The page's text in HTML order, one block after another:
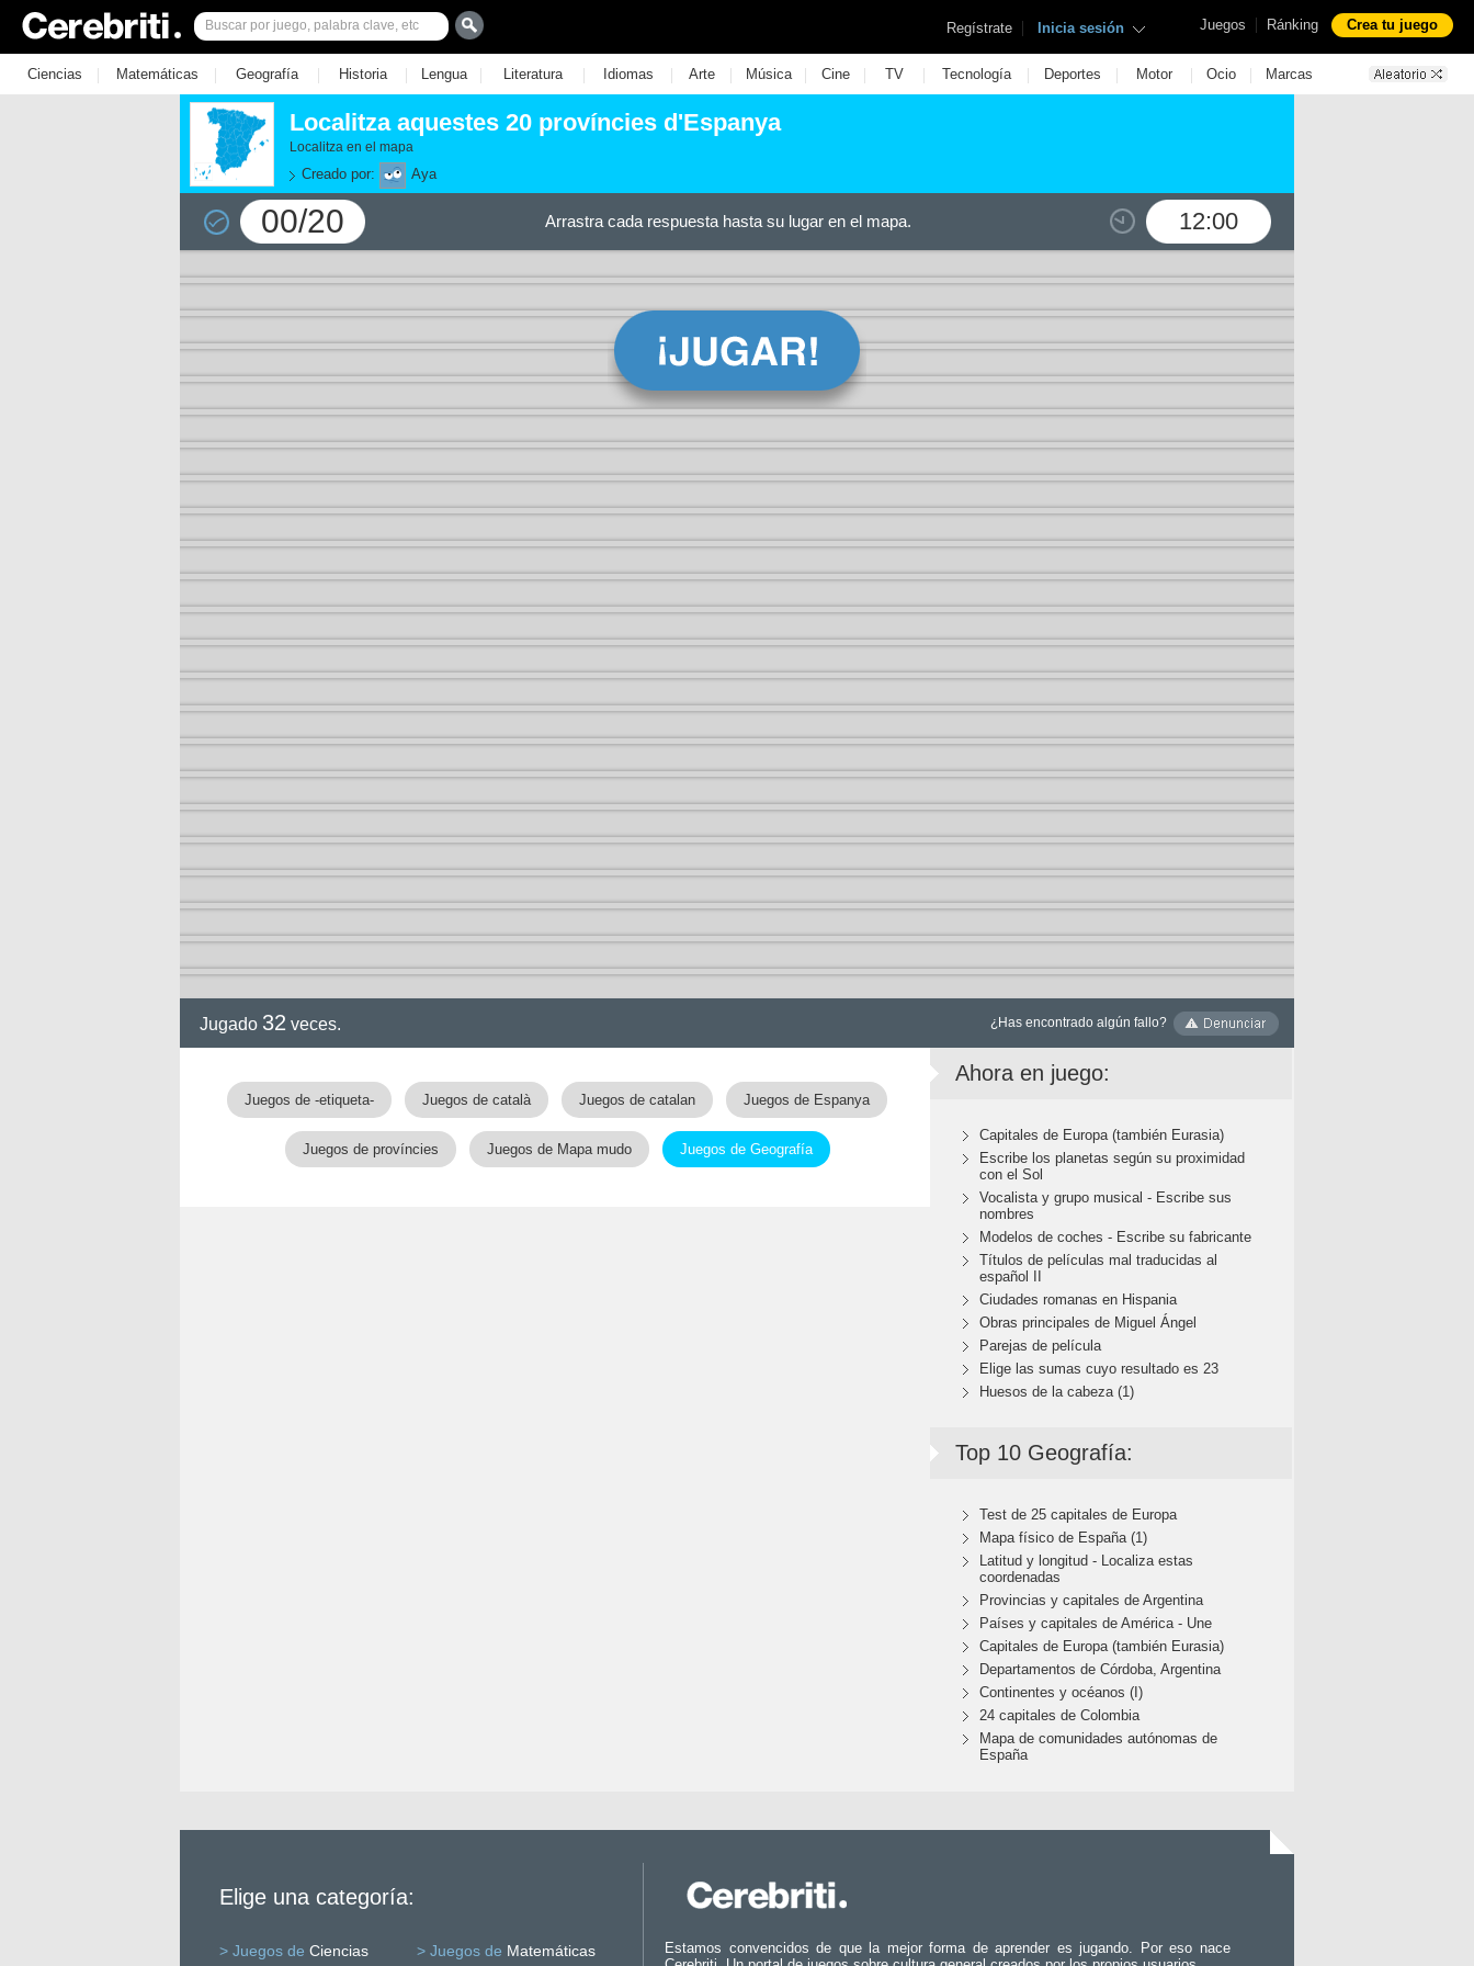
Juegos | Ránking Crea tu juego
Regístrate | Inicia sesión
Ciencias | Matemáticas | Geografía | Historia | Lengua | Literatura | Idiomas | Arte | Música | Cine | TV | Tecnología | Deportes | Motor | Ocio | Marcas
Localitza aquestes 20 províncies d'Espanya
Localitza en el mapa
Creado por: Aya
00/20 12:00
Arrastra cada respuesta hasta su lugar en el mapa.
Jugado 32 veces. ¿Has encontrado algún fallo?
Juegos de -etiqueta- Juegos de català Juegos de catalan Juegos de Espanya
Juegos de províncies Juegos de Mapa mudo Juegos de Geografía
Ahora en juego:
Capitales de Europa (también Eurasia)
Escribe los planetas según su proximidad
con el Sol
Vocalista y grupo musical - Escribe sus
nombres
Modelos de coches - Escribe su fabricante
Títulos de películas mal traducidas al
español II
Ciudades romanas en Hispania
Obras principales de Miguel Ángel
Parejas de película
Elige las sumas cuyo resultado es 23
Huesos de la cabeza (1)
Top 10 Geografía:
Test de 25 capitales de Europa
Mapa físico de España (1)
Latitud y longitud - Localiza estas
coordenadas
Provincias y capitales de Argentina
Países y capitales de América - Une
Capitales de Europa (también Eurasia)
Departamentos de Córdoba, Argentina
Continentes y océanos (I)
24 capitales de Colombia
Mapa de comunidades autónomas de
España
Elige una categoría:
> Juegos de Ciencias > Juegos de Matemáticas
Estamos convencidos de que la mejor forma de aprender es jugando. Por eso nace